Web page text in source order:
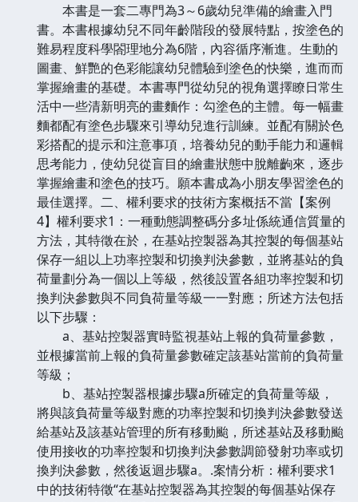
本書是一套二專門為3～6歲幼兒準備的繪畫入門
書。本書根據幼兒不同年齡階段的發展特點，按塗色的
難易程度科學閤理地分為6階，內容循序漸進。生動的
圖畫、鮮艷的色彩能讓幼兒體驗到塗色的快樂，進而而
掌握繪畫的基礎。本書專門從幼兒的視角選擇瞭日常生
活中一些清新明亮的畫麵作：勾塗色的主體。每一幅畫
麵都配有塗色步驟來引導幼兒進行訓練。並配有關於色
彩搭配的提示和注意事項，培養幼兒的動手能力和邏輯
思考能力，使幼兒從盲目的繪畫狀態中脫離齣來，逐步
掌握繪畫和塗色的技巧。願本書成為小朋友學習塗色的
最佳選擇。二、權利要求的技術方案概括不當【案例
4】權利要求1：一種動態調整碼分多址係統通信質量的
方法，其特徵在於，在基站控製器為其控製的每個基站
保存一組以上功率控製和切換判決參數，並將基站的負
荷量劃分為一個以上等級，然後設置各組功率控製和切
換判決參數與不同負荷量等級一一對應；所述方法包括
以下步驟：
a、基站控製器實時監視基站上報的負荷量參數，
並根據當前上報的負荷量參數確定該基站當前的負荷量
等級；
b、基站控製器根據步驟a所確定的負荷量等級，
將與該負荷量等級對應的功率控製和切換判決參數發送
給基站及該基站管理的所有移動颱，所述基站及移動颱
使用接收的功率控製和切換判決參數調節發射功率或切
換判決參數，然後返迴步驟a。.案情分析：權利要求1
中的技術特徵“在基站控製器為其控製的每個基站保存